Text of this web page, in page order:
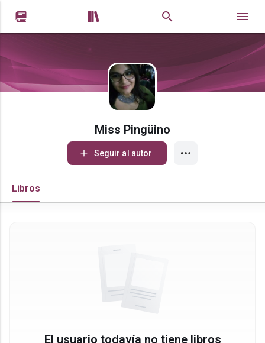
 
Miss Pingüino
Seguir al autor
Libros
El usuario todavía no tiene libros